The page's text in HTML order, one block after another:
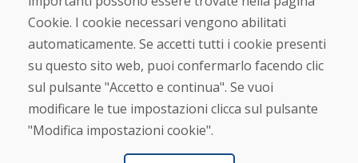
Cookies
Verificato dai clienti
★★★★★
Cookie. I cookie necessari vengono abilitati
automaticamente. Se accetti tutti i cookie presenti
su questo sito web, puoi confermarlo facendo clic
sul pulsante "Accetto e continua". Se vuoi
modificare le tue impostazioni clicca sul pulsante
"Modifica impostazioni cookie".